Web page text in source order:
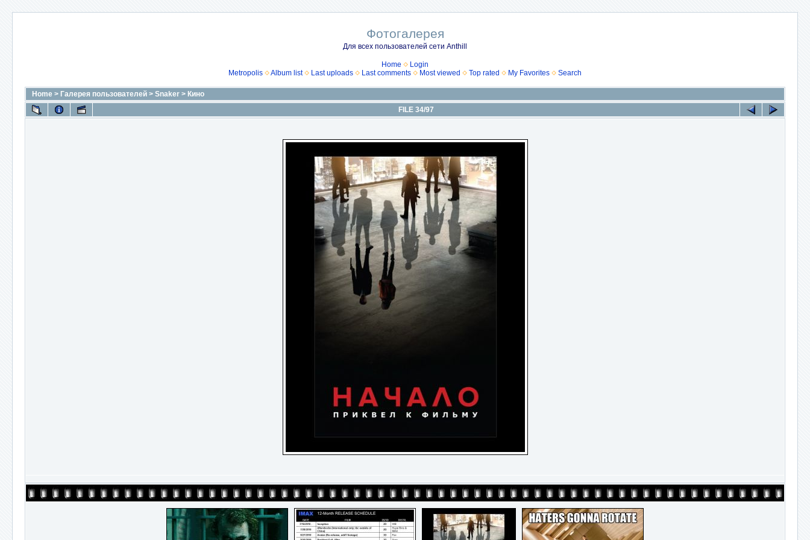
Фотогалерея
Для всех пользователей сети Anthill
Home
Login
Metropolis
Album list Last uploads Last comments Most viewed Top rated My Favorites Search
Home > Галерея пользователей > Snaker > Кино
FILE 34/97